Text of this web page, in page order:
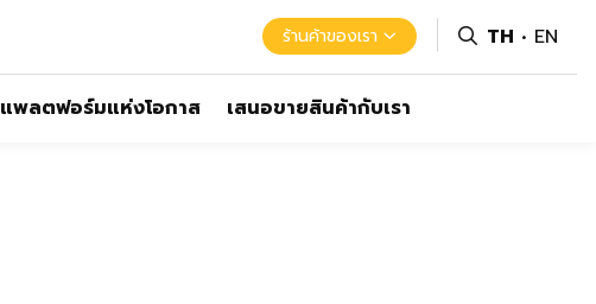
แพลตฟอร์มแห่งโอกาส เสนอขายสินค้ากับเรา
ร้านค้าของเรา TH EN